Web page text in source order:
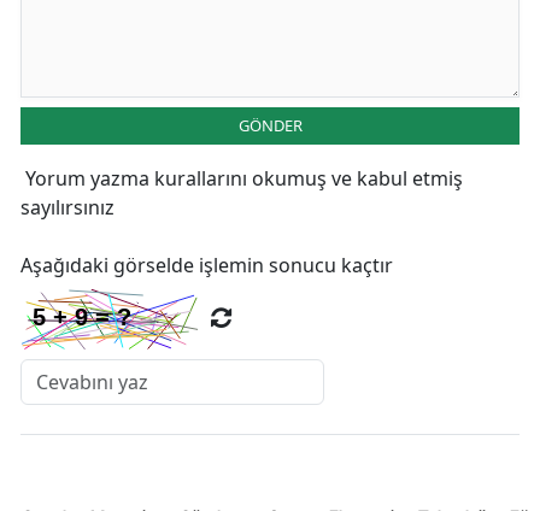
GÖNDER
Yorum yazma kurallarını okumuş ve kabul etmiş
sayılırsınız
Aşağıdaki görselde işlemin sonucu kaçtır